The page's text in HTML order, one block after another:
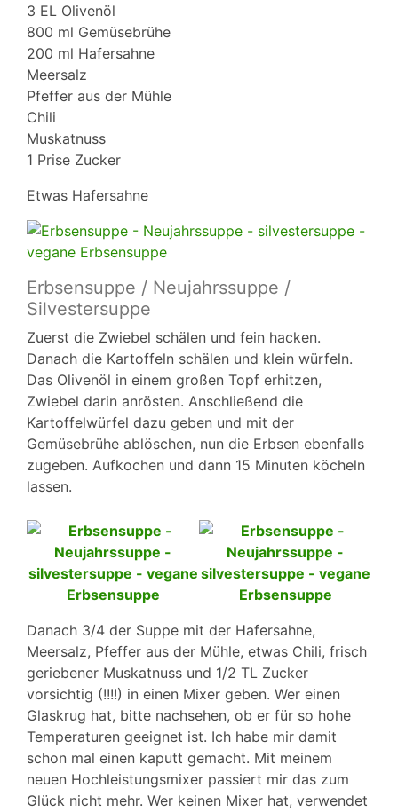
3 EL Olivenöl
800 ml Gemüsebrühe
200 ml Hafersahne
Meersalz
Pfeffer aus der Mühle
Chili
Muskatnuss
1 Prise Zucker
Etwas Hafersahne
Erbsensuppe / Neujahrssuppe /
Silvestersuppe
Zuerst die Zwiebel schälen und fein hacken.
Danach die Kartoffeln schälen und klein würfeln.
Das Olivenöl in einem großen Topf erhitzen,
Zwiebel darin anrösten. Anschließend die
Kartoffelwürfel dazu geben und mit der
Gemüsebrühe ablöschen, nun die Erbsen ebenfalls
zugeben. Aufkochen und dann 15 Minuten köcheln
lassen.
Danach 3/4 der Suppe mit der Hafersahne,
Meersalz, Pfeffer aus der Mühle, etwas Chili, frisch
geriebener Muskatnuss und 1/2 TL Zucker
vorsichtig (!!!!) in einen Mixer geben. Wer einen
Glaskrug hat, bitte nachsehen, ob er für so hohe
Temperaturen geeignet ist. Ich habe mir damit
schon mal einen kaputt gemacht. Mit meinem
neuen Hochleistungsmixer passiert mir das zum
Glück nicht mehr. Wer keinen Mixer hat, verwendet